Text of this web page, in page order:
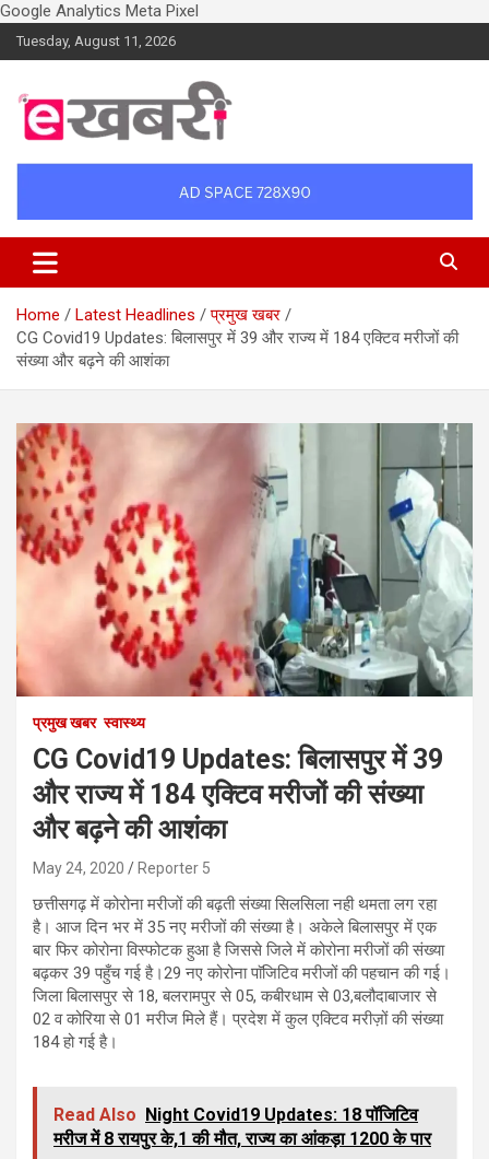
Google Analytics Meta Pixel
Skip
to
Tuesday, August 11, 2026
Ekhabri.com
Home Latest Headlines
प्रमुख खबर
CG Covid19 Updates: बिलासपुर में 39 और राज्य में 184 एक्टिव मरीजों की
संख्या और बढ़ने की आशंका
प्रमुख खबर स्वास्थ्य
CG Covid19 Updates: बिलासपुर में 39
और राज्य में 184 एक्टिव मरीजों की संख्या
और बढ़ने की आशंका
May 24, 2020 Reporter 5
छत्तीसगढ़ में कोरोना मरीजों की बढ़ती संख्या सिलसिला नही थमता लग रहा
है। आज दिन भर में 35 नए मरीजों की संख्या है। अकेले बिलासपुर में एक
बार फिर कोरोना विस्फोटक हुआ है जिससे जिले में कोरोना मरीजों की संख्या
बढ़कर 39 पहुँच गई है।29 नए कोरोना पाॅजिटिव मरीजों की पहचान की गई।
जिला बिलासपुर से 18, बलरामपुर से 05, कबीरधाम से 03,बलौदाबाजार से
02 व कोरिया से 01 मरीज मिले हैं। प्रदेश में कुल एक्टिव मरीज़ों की संख्या
184 हो गई है।
Read Also
Night Covid19 Updates: 18 पॉजिटिव
मरीज में 8 रायपुर के,1 की मौत, राज्य का आंकड़ा 1200 के पार